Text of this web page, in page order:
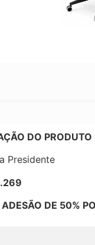
DO PRODUTO
Presidente
DE 50%